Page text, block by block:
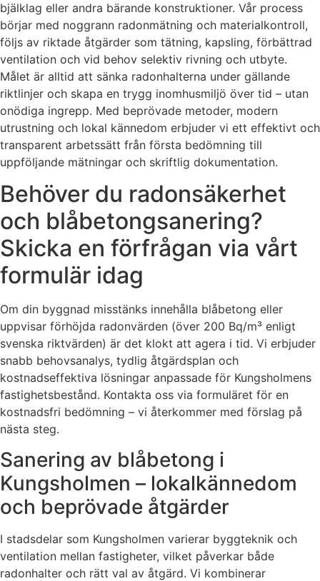
bjälklag eller andra bärande konstruktioner. Vår process
börjar med noggrann radonmätning och materialkontroll,
följs av riktade åtgärder som tätning, kapsling, förbättrad
ventilation och vid behov selektiv rivning och utbyte.
Målet är alltid att sänka radonhalterna under gällande
riktlinjer och skapa en trygg inomhusmiljö över tid – utan
onödiga ingrepp. Med beprövade metoder, modern
utrustning och lokal kännedom erbjuder vi ett effektivt och
transparent arbetssätt från första bedömning till
uppföljande mätningar och skriftlig dokumentation.
Behöver du radonsäkerhet
och blåbetongsanering?
Skicka en förfrågan via vårt
formulär idag
Om din byggnad misstänks innehålla blåbetong eller
uppvisar förhöjda radonvärden (över 200 Bq/m³ enligt
svenska riktvärden) är det klokt att agera i tid. Vi erbjuder
snabb behovsanalys, tydlig åtgärdsplan och
kostnadseffektiva lösningar anpassade för Kungsholmens
fastighetsbestånd. Kontakta oss via formuläret för en
kostnadsfri bedömning – vi återkommer med förslag på
nästa steg.
Sanering av blåbetong i
Kungsholmen – lokalkännedom
och beprövade åtgärder
I stadsdelar som Kungsholmen varierar byggteknik och
ventilation mellan fastigheter, vilket påverkar både
radonhalter och rätt val av åtgärd. Vi kombinerar